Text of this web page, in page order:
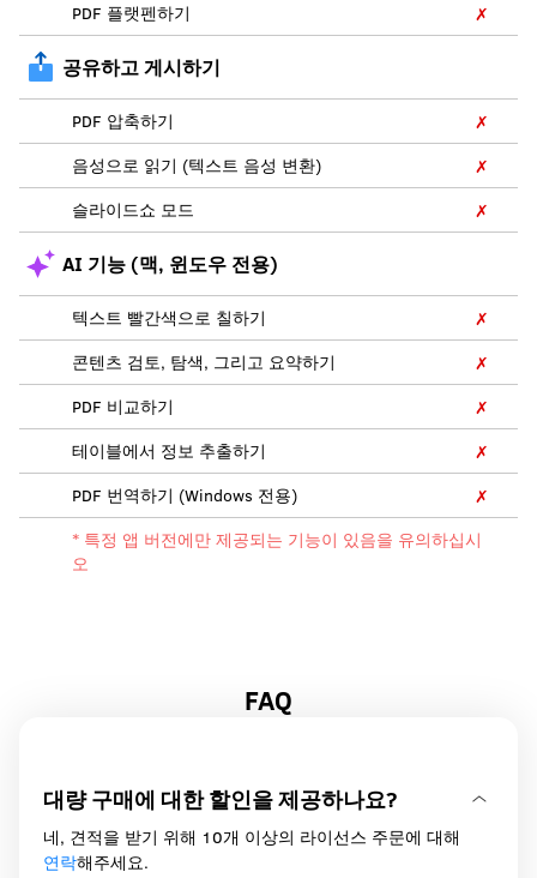
PDF 플랫펜하기
✗
공유하고 게시하기
PDF 압축하기
✗
음성으로 읽기 (텍스트 음성 변환)
✗
슬라이드쇼 모드
✗
AI 기능 (맥, 윈도우 전용)
텍스트 빨간색으로 칠하기
✗
콘텐츠 검토, 탐색, 그리고 요약하기
✗
PDF 비교하기
✗
테이블에서 정보 추출하기
✗
PDF 번역하기 (Windows 전용)
✗
* 특정 앱 버전에만 제공되는 기능이 있음을 유의하십시
오
FAQ
대량 구매에 대한 할인을 제공하나요?
네, 견적을 받기 위해 10개 이상의 라이선스 주문에 대해
연락해주세요.